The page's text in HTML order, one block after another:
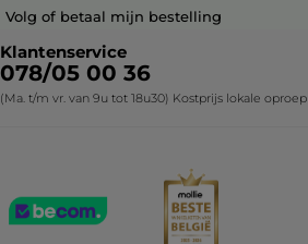
Volg of betaal mijn bestelling
Klantenservice
078/05 00 36
(Ma. t/m vr. van 9u tot 18u30) Kostprijs lokale oproep